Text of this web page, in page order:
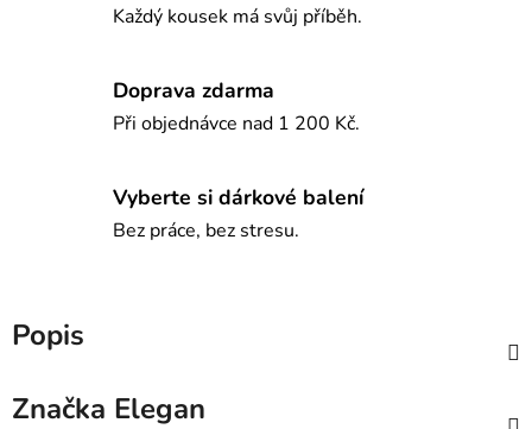
Každý kousek má svůj příběh.
Doprava zdarma
Při objednávce nad 1 200 Kč.
Vyberte si dárkové balení
Bez práce, bez stresu.
Popis
Značka Elegan